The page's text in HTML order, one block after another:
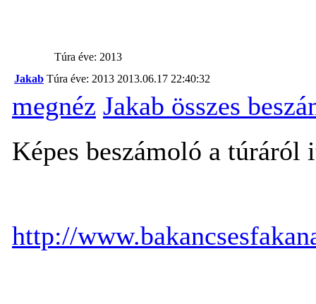
Túra éve: 2013
Jakab Túra éve: 2013 2013.06.17 22:40:32
megnéz Jakab összes
Képes beszámoló a túráról
http://